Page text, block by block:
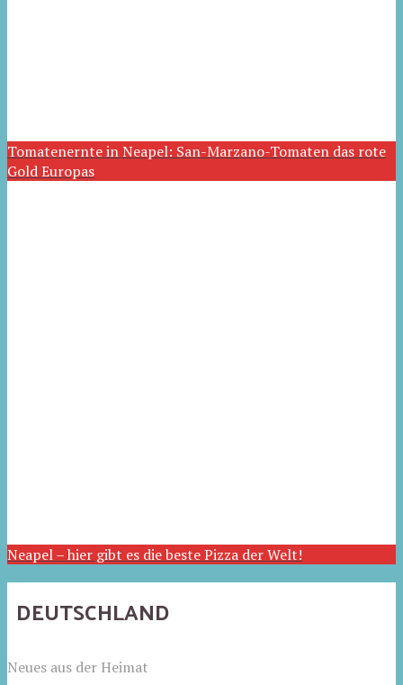
Tomatenernte in Neapel: San-Marzano-Tomaten das rote
Gold Europas
Neapel – hier gibt es die beste Pizza der Welt!
DEUTSCHLAND
Neues aus der Heimat